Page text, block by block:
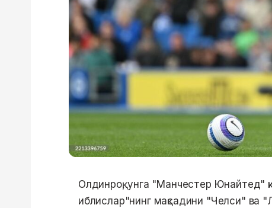
Олдинроқ, унга "Манчестер Юнайтед"
иблислар"нинг мақсадини "Челси" ва